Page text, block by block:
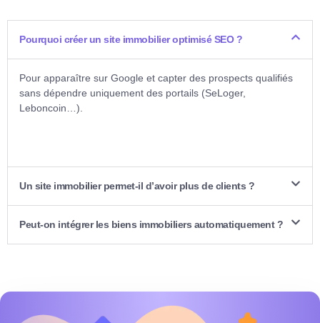
Pourquoi créer un site immobilier optimisé SEO ?
Pour apparaître sur Google et capter des prospects qualifiés
sans dépendre uniquement des portails (SeLoger,
Leboncoin…).
Un site immobilier permet-il d’avoir plus de clients ?
Peut-on intégrer les biens immobiliers automatiquement ?